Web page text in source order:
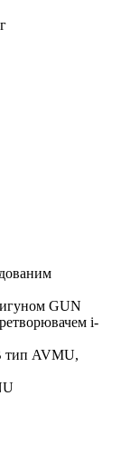
GUN
i-
тип AVMU,